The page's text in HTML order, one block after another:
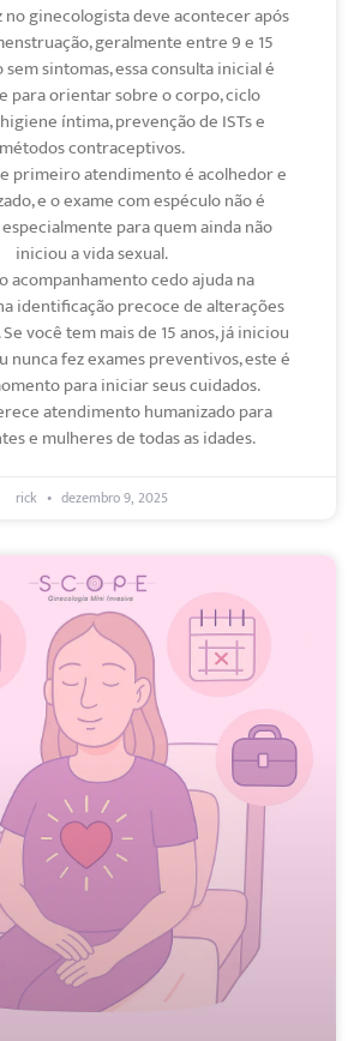
ginecologista deve acontecer após
geralmente entre 9 e 15
sem sintomas, essa consulta inicial é
para orientar sobre o corpo, ciclo
íntima, prevenção de ISTs e
métodos contraceptivos.
primeiro atendimento é acolhedor e
e o exame com espéculo não é
para quem ainda não
iniciou a vida sexual.
acompanhamento cedo ajuda na
identificação precoce de alterações
você tem mais de 15 anos, já iniciou
nunca fez exames preventivos, este é
para iniciar seus cuidados.
atendimento humanizado para
e mulheres de todas as idades.
rick dezembro 9, 2025